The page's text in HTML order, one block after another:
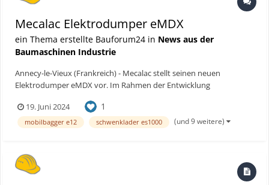
Mecalac Elektrodumper eMDX
ein Thema erstellte Bauforum24 in News aus der
Baumaschinen Industrie
Annecy-le-Vieux (Frankreich) - Mecalac stellt seinen neuen
Elektrodumper eMDX vor. Im Rahmen der Entwicklung
elektrische 6-Tonnen-Dumper der Welt (lt. Angabe des Herstellers).
Diese Innovation stellt einen großen Fortschritt in der
19. Juni 2024 1
mobilbagger e12 schwenklader es1000 (und 9 weitere)